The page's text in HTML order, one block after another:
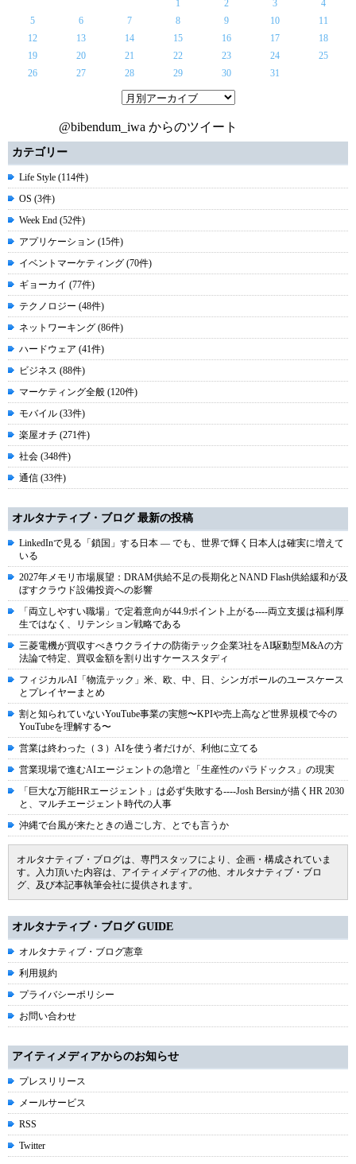
1
2 3
4
5
6 7 8 9 10
11
12
13 14 15 16 17
18
19
20 21 22 23 24
25
26
27 28 29 30 31
@bibendum_iwa からのツイート
カテゴリー
Life Style (114件)
OS (3件)
Week End (52件)
アプリケーション (15件)
イベントマーケティング (70件)
ギョーカイ (77件)
テクノロジー (48件)
ネットワーキング (86件)
ハードウェア (41件)
ビジネス (88件)
マーケティング全般 (120件)
モバイル (33件)
楽屋オチ (271件)
社会 (348件)
通信 (33件)
オルタナティブ・ブログ 最新の投稿
LinkedInで見る「鎖国」する日本 ― でも、世界で輝く日本人は確実に増えて
いる
2027年メモリ市場展望：DRAM供給不足の長期化とNAND Flash供給緩和が及
ぼすクラウド設備投資への影響
「両立しやすい職場」で定着意向が44.9ポイント上がる----両立支援は福利厚
生ではなく、リテンション戦略である
三菱電機が買収すべきウクライナの防衛テック企業3社をAI駆動型M&Aの方
法論で特定、買収金額を割り出すケーススタディ
フィジカルAI「物流テック」米、欧、中、日、シンガポールのユースケース
とプレイヤーまとめ
割と知られていないYouTube事業の実態〜KPIや売上高など世界規模で今の
YouTubeを理解する〜
営業は終わった（３）AIを使う者だけが、利他に立てる
営業現場で進むAIエージェントの急増と「生産性のパラドックス」の現実
「巨大な万能HRエージェント」は必ず失敗する----Josh Bersinが描くHR 2030
と、マルチエージェント時代の人事
沖縄で台風が来たときの過ごし方、とでも言うか
オルタナティブ・ブログは、専門スタッフにより、企画・構成されていま
す。入力頂いた内容は、アイティメディアの他、オルタナティブ・ブロ
グ、及び本記事執筆会社に提供されます。
オルタナティブ・ブログ GUIDE
オルタナティブ・ブログ憲章
利用規約
プライバシーポリシー
お問い合わせ
アイティメディアからのお知らせ
プレスリリース
メールサービス
RSS
Twitter